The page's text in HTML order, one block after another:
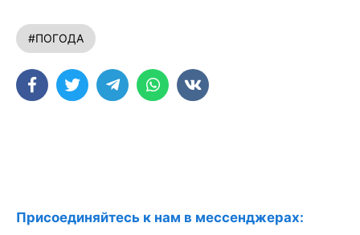
#ПОГОДА
Присоединяйтесь к нам в мессенджерах: